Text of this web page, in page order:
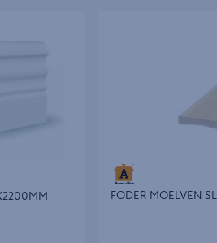
FODER MOELVEN